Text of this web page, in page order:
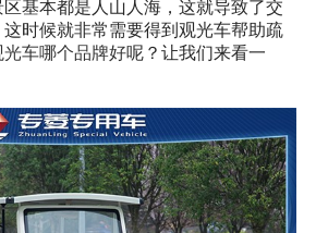
基本都是人山人海，这就导致了交
时候就非常需要得到观光车帮助疏
光车哪个品牌好呢？让我们来看一